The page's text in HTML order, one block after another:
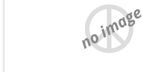
no image